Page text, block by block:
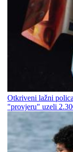
Otkriveni lažni
"provjeru" uzeli